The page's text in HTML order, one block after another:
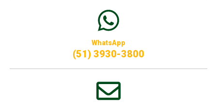
WhatsApp
(51) 3930-3800